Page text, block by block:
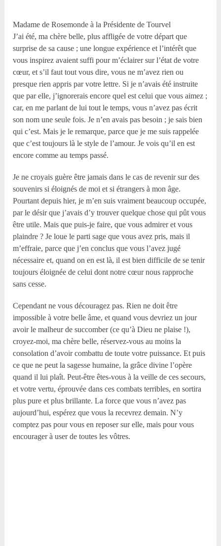
Madame de Rosemonde à la Présidente de Tourvel
J’ai été, ma chère belle, plus affligée de votre départ que
surprise de sa cause ; une longue expérience et l’intérêt que
vous inspirez avaient suffi pour m’éclairer sur l’état de votre
cœur, et s’il faut tout vous dire, vous ne m’avez rien ou
presque rien appris par votre lettre. Si je n’avais été instruite
que par elle, j’ignorerais encore quel est celui que vous aimez ;
car, en me parlant de lui tout le temps, vous n’avez pas écrit
son nom une seule fois. Je n’en avais pas besoin ; je sais bien
qui c’est. Mais je le remarque, parce que je me suis rappelée
que c’est toujours là le style de l’amour. Je vois qu’il en est
encore comme au temps passé.
Je ne croyais guère être jamais dans le cas de revenir sur des
souvenirs si éloignés de moi et si étrangers à mon âge.
Pourtant depuis hier, je m’en suis vraiment beaucoup occupée,
par le désir que j’avais d’y trouver quelque chose qui pût vous
être utile. Mais que puis-je faire, que vous admirer et vous
plaindre ? Je loue le parti sage que vous avez pris, mais il
m’effraie, parce que j’en conclus que vous l’avez jugé
nécessaire et, quand on en est là, il est bien difficile de se tenir
toujours éloignée de celui dont notre cœur nous rapproche
sans cesse.
Cependant ne vous découragez pas. Rien ne doit être
impossible à votre belle âme, et quand vous devriez un jour
avoir le malheur de succomber (ce qu’à Dieu ne plaise !),
croyez-moi, ma chère belle, réservez-vous au moins la
consolation d’avoir combattu de toute votre puissance. Et puis
ce que ne peut la sagesse humaine, la grâce divine l’opère
quand il lui plaît. Peut-être êtes-vous à la veille de ces secours,
et votre vertu, éprouvée dans ces combats terribles, en sortira
plus pure et plus brillante. La force que vous n’avez pas
aujourd’hui, espérez que vous la recevrez demain. N’y
comptez pas pour vous en reposer sur elle, mais pour vous
encourager à user de toutes les vôtres.